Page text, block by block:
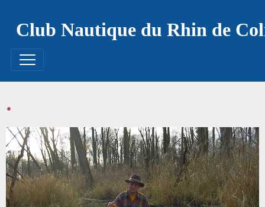
Club Nautique du Rhin de
.